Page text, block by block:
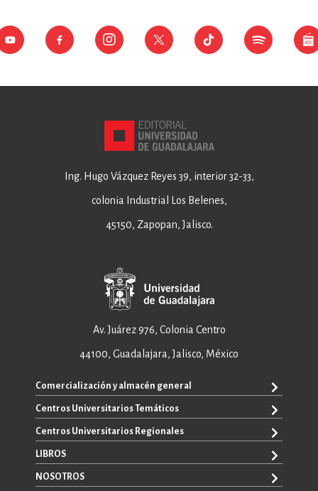
Ing. Hugo Vázquez Reyes 39, interior 32-33,
colonia Industrial Los Belenes,
45150, Zapopan, Jalisco.
Av. Juárez 976, Colonia Centro
44100, Guadalajara, Jalisco, México
Comercialización y almacén general
+52 33 3640 6326
+52 33 3640 4595
ventas@editorial.udg.mx
WhatsApp: +52 33 1433 6869
Centros Universitarios Temáticos
CUAAD
CUCEA
CUCBA
Centros Universitarios Regionales
CUALTOS
CUCHAPALA
LIBROS
TODOS LOS LIBROS
NOSOTROS